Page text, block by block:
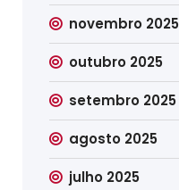
novembro 2025
outubro 2025
setembro 2025
agosto 2025
julho 2025